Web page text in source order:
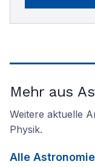
Mehr aus
Weitere aktuelle
Physik.
Alle